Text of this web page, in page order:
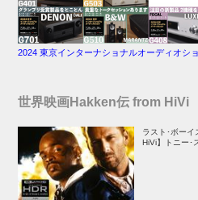
2024 東京インターナショナルオーディオシ
世界映画Hakken伝 from HiVi
ラスト･ボー
HiVi】トニー･